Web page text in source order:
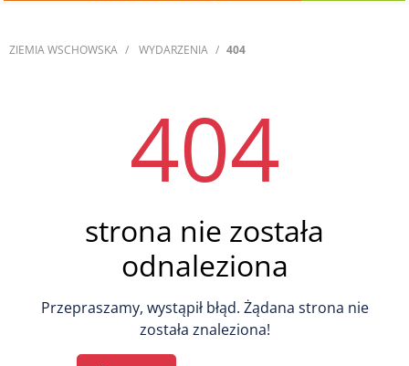
ZIEMIA WSCHOWSKA WYDARZENIA 404
404
strona nie została
odnaleziona
Przepraszamy, wystąpił błąd. Żądana strona nie
została znaleziona!